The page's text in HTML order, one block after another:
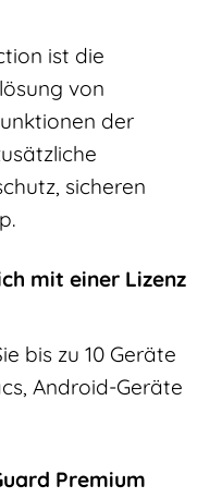
ist die
von
der
sicheren
mit einer Lizenz
bis zu 10 Geräte
Android-Geräte
Premium